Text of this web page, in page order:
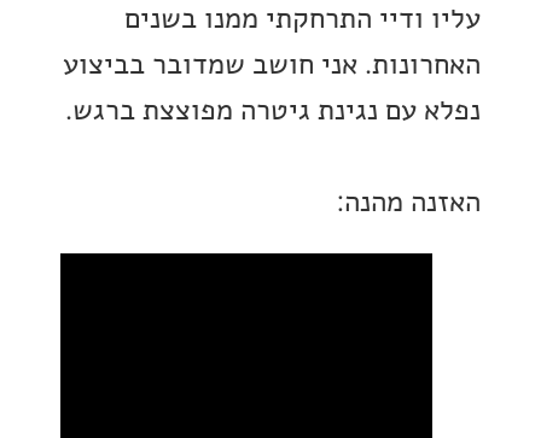
ודיי התרחקתי ממנו בשנים
אני חושב שמדובר בביצוע
עם נגינת גיטרה מפוצצת ברגש.
מהנה: